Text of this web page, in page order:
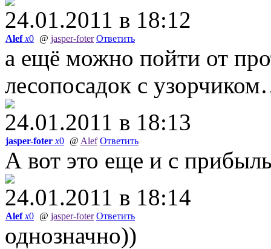
24.01.2011 в 18:12
Alef x0 @ jasper-foter Ответить
а ещё можно пойти от
лесопосадок с
24.01.2011 в 18:13
jasper-foter x0 @ Alef Ответить
А вот это еще и с
24.01.2011 в 18:14
Alef x0 @ jasper-foter Ответить
однозначно))